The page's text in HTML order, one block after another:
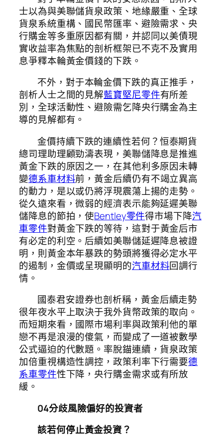
士以為與美聯儲貨泉政策、地緣嚴重、全球
貨泉系統重構、國民幣匯率、避險需求、央
行購金等多重原因都有關，并認同以美債現
實收益率為焦點的剖析框架已不克不及實用
息爭釋本輪黃金價錢的下跌。
不外，對于本輪金價下跌的真正推手，
剖析人士之間的見解藍寶堅尼零件有所差
別，全球活動性、避險需乞降央行購金為主
導的見解都有。
金價持續下跌的連續性若何？恒泰期貨
總司理助理顧勁濤表現，美聯儲降息是推進
黃金下跌的原因之一，在其他利多原因未轉
變德系車材料前，黃金后續仍有不竭立異高
的動力，是以或仍將浮現震蕩上揚的走勢。
從久遠來看，微弱的經濟表示能夠延遲美聯
儲降息的節拍，使Bentley零件得市場下降汽
車零件對黃金下跌的等待，這對于黃金后市
有必定的利空。后續如美聯儲延遲降息被證
明，則黃金本年暴跌的勢頭將獲得必定水平
的遏制，金價或呈現顯明的汽車材料回調行
情。
國泰君安證券也剖析稱，黃金后續走勢
很年夜水平上取決于我外貨幣政策的取向。
而短期來看，國際市場利率與政策利他的單
戀不再是浪漫的傻氣，而變成了一道被數學
公式逼迫的代數題。率脫錨連續，貨泉政策
加倍重視構造性調控，政策利率下行需要德
系車零件性下降，央行購金需求或有所放
緩。
04分歧風險偏好的投資者
該若何停止黃金投資？